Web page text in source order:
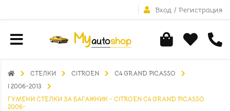
Вход / Регистрация
СТЕЛКИ CITROEN
C4 GRAND PICASSO
I 2006-2013
ГУМЕНИ СТЕЛКИ ЗА БАГАЖНИК - CITROEN C4 GRAND PICASSO
2006-